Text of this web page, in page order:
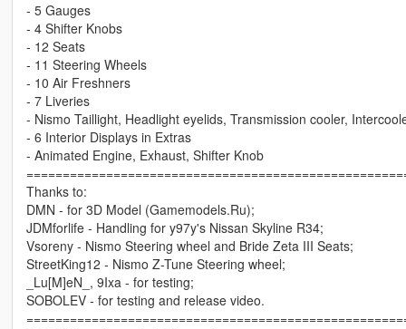
- 5 Gauges
- 4 Shifter Knobs
- 12 Seats
- 11 Steering Wheels
- 10 Air Freshners
- 7 Liveries
- Nismo Taillight, Headlight eyelids, Transmission cooler,
- 6 Interior Displays in Extras
- Animated Engine, Exhaust, Shifter Knob
Thanks to:
DMN - for 3D Model (Gamemodels.Ru);
JDMforlife - Handling for y97y's Nissan Skyline R34;
Vsoreny - Nismo Steering wheel and Bride Zeta III Seats;
StreetKing12 - Nismo Z-Tune Steering wheel;
_Lu[M]eN_, 9Ixa - for testing;
SOBOLEV - for testing and release video.